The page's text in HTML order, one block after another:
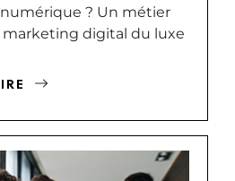
? Un métier
marketing digital du luxe